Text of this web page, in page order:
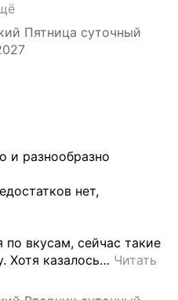
Пятница суточный
и разнообразно
нет,
по вкусам, сейчас такие
Хотя казалось… Читать